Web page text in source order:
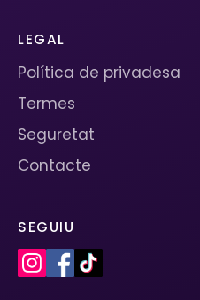
LEGAL
Política de privadesa
Termes
Seguretat
Contacte
SEGUIU